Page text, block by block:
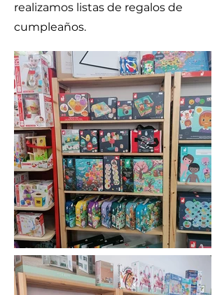
realizamos listas de regalos de
cumpleaños.